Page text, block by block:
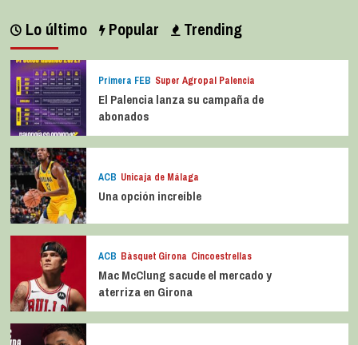
Lo último Popular Trending
Primera FEB Super Agropal Palencia
El Palencia lanza su campaña de
abonados
ACB Unicaja de Málaga
Una opción increíble
ACB Bàsquet Girona Cincoestrellas
Mac McClung sacude el mercado y
aterriza en Girona